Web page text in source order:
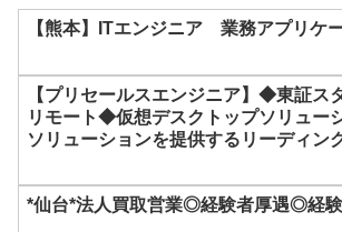
の
ま
ま
に
【熊本】ITエンジニア 業務アプリケ
【プリセールスエンジニア】◆東証ス
リモート◆仮想デスクトップソリュー
ソリューションを提供するリーディン
*仙台*法人買取営業◎経験者厚遇◎経